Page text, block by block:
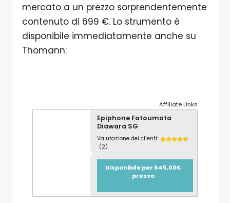
mercato a un prezzo sorprendentemente
contenuto di 699 €. Lo strumento è
disponibile immediatamente anche su
Thomann:
Affiliate Links
Epiphone Fatoumata
Diawara SG
Valutazione dei clienti:
(2)
Disponibile per 645,00€
presso